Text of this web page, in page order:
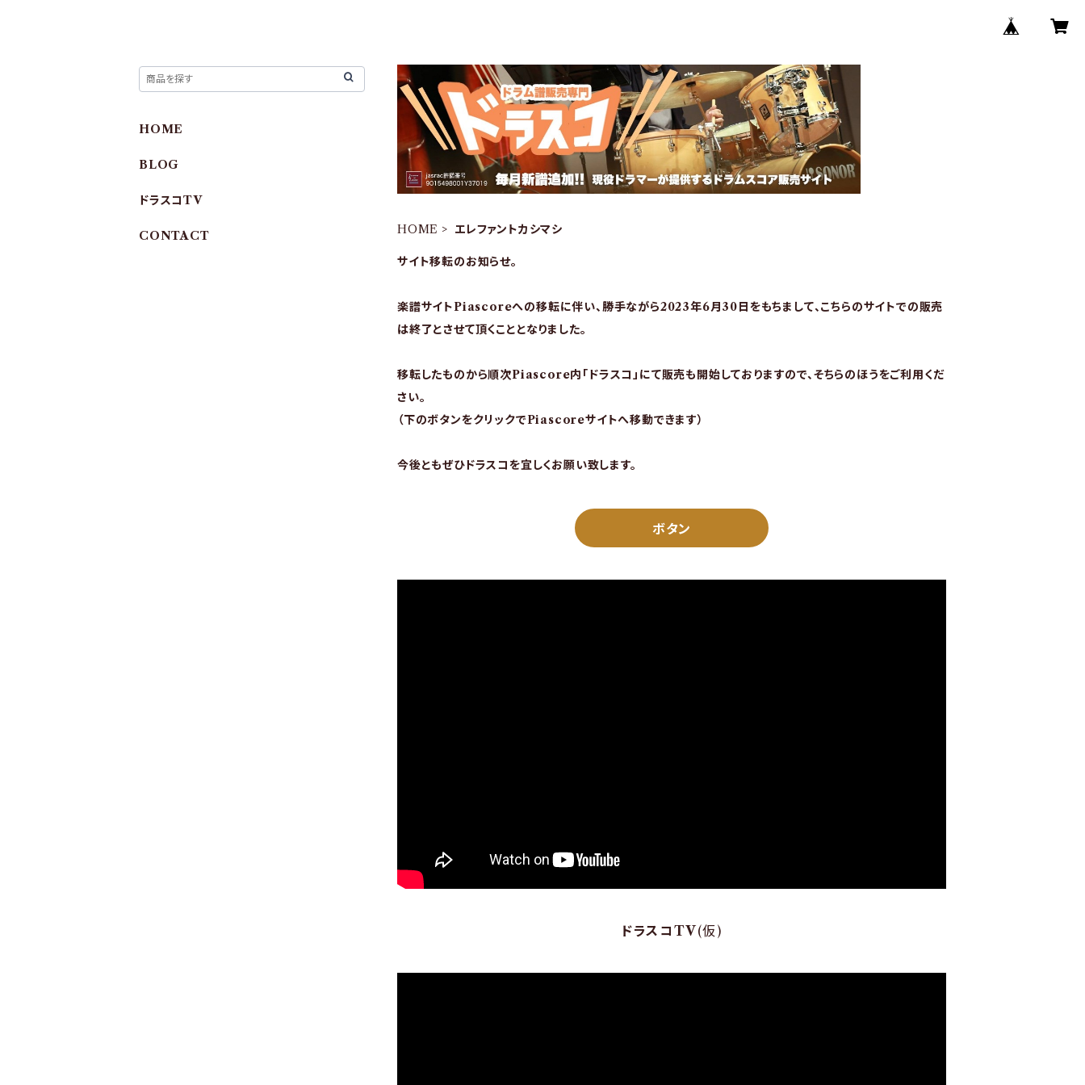
HOME エレファントカシマシ
サイト移転のお知らせ。
楽譜サイトPiascoreへの移転に伴い、勝手ながら2023年6月30日をもちまして、こちらのサイトでの販売
は終了とさせて頂くこととなりました。
移転したものから順次Piascore内「ドラスコ」にて販売も開始しておりますので、そちらのほうをご利用くだ
さい。
（下のボタンをクリックでPiascoreサイトへ移動できます）
今後ともぜひドラスコを宜しくお願い致します。
ボタン
ドラスコTV(仮)
HOME
BLOG
ドラスコTV
CONTACT